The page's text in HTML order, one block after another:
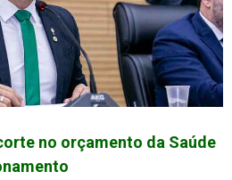
no orçamento da Saúde